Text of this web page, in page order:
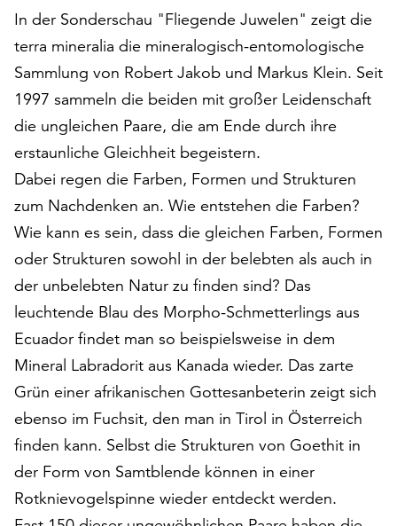
Sie
auf
„Alle
akzeptieren“,
um
alle
Cookies
Sie
können
Ihr
Einverständnis
jederzeit
ändern
und
widerrufen.
Dafür
steht
Ihnen
am
Ende
der
In der Sonderschau "Fliegende Juwelen" zeigt die
terra mineralia die mineralogisch-entomologische
Sammlung von Robert Jakob und Markus Klein. Seit
1997 sammeln die beiden mit großer Leidenschaft
die ungleichen Paare, die am Ende durch ihre
erstaunliche Gleichheit begeistern.
Dabei regen die Farben, Formen und Strukturen
zum Nachdenken an. Wie entstehen die Farben?
Wie kann es sein, dass die gleichen Farben, Formen
oder Strukturen sowohl in der belebten als auch in
der unbelebten Natur zu finden sind? Das
leuchtende Blau des Morpho-Schmetterlings aus
Ecuador findet man so beispielsweise in dem
Mineral Labradorit aus Kanada wieder. Das zarte
Grün einer afrikanischen Gottesanbeterin zeigt sich
ebenso im Fuchsit, den man in Tirol in Österreich
finden kann. Selbst die Strukturen von Goethit in
der Form von Samtblende können in einer
Rotknievogelspinne wieder entdeckt werden.